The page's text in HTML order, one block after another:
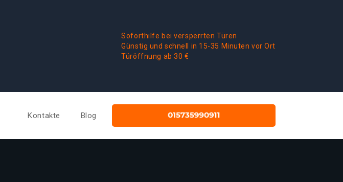
Soforthilfe bei versperrten Türen
Günstig und schnell in 15-35 Minuten vor Ort
Türöffnung ab 30 €
Kontakte Blog